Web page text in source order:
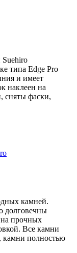
типа Edge Pro
и имеет
наклеен на
сняты фаски,
камней.
долговечны
прочных
Все камни
камни полностью